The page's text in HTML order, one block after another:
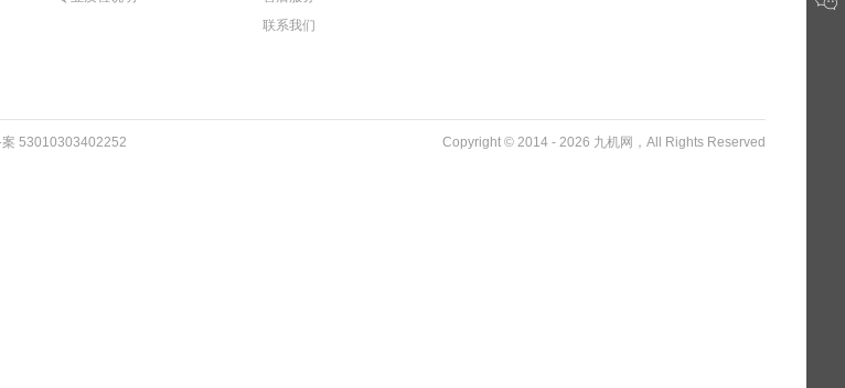
联系我们
53010303402252 Copyright © 2014 - 2026 九机网，All Rights Reserved